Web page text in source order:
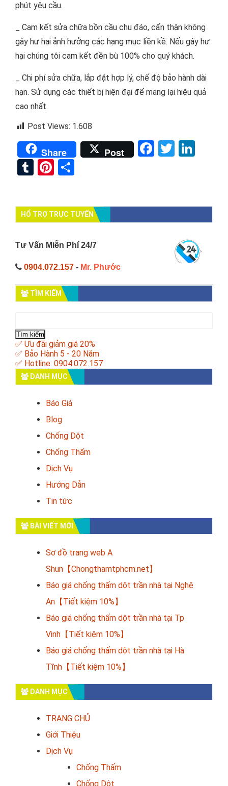
phút yêu cầu.
_ Cam kết sửa chữa bồn cầu chu đáo, cẩn thận không
gây hư hại ảnh hưởng các hạng mục liền kề. Nếu gây hư
hại chúng tôi cam kết đền bù 100% cho quý khách.
_ Chi phí sửa chữa, lắp đặt hợp lý, chế độ bảo hành dài
hạn. Sử dụng các thiết bị hiện đại để mang lại hiệu quả
cao nhất.
Post Views: 1.608
Share Post Facebook
Twitter
TumblrPinterest
HỔ TRỢ TRỰC TUYẾN
Tư Vấn Miễn Phí 24/7
0904.072.157 - Mr. Phước
TÌM KIẾM
cho:
✅ Ưu đãi giảm giá 20%
✅ Bảo Hành 5 - 20 Năm
✅ Hotline: 0904.072.157
DANH MỤC
Báo Giá
Blog
Chống Dột
Chống Thấm
Dịch Vụ
Hướng Dẫn
Tin tức
BÀI VIẾT MỚI
Sơ đồ trang web A
Shun【Chongthamtphcm.net】
Báo giá chống thấm dột trần nhà tại Nghệ
An【Tiết kiệm 10%】
Báo giá chống thấm dột trần nhà tại Tp
Vinh【Tiết kiệm 10%】
Báo giá chống thấm dột trần nhà tại Hà
Tĩnh【Tiết kiệm 10%】
DANH MỤC
TRANG CHỦ
Giới Thiệu
Dịch Vụ
Chống Thấm
Chống Dột